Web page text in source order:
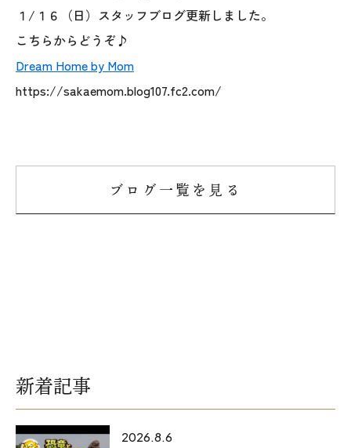
ISSH糸魚川住宅認定基準
会社案内
モデルハウス
協力会社の皆様へ
住まいのなんでも相談
１/１６（日）スタッフブログ更新しました。
こちらからどうぞ♪
Dream Home by Mom
https://sakaemom.blog107.fc2.com/
ブログ一覧を見る
新着記事
2026.8.6